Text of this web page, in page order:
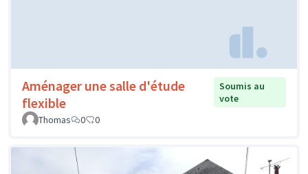
Aménager une salle d'étude
flexible
Soumis au
vote
Thomas
0 0